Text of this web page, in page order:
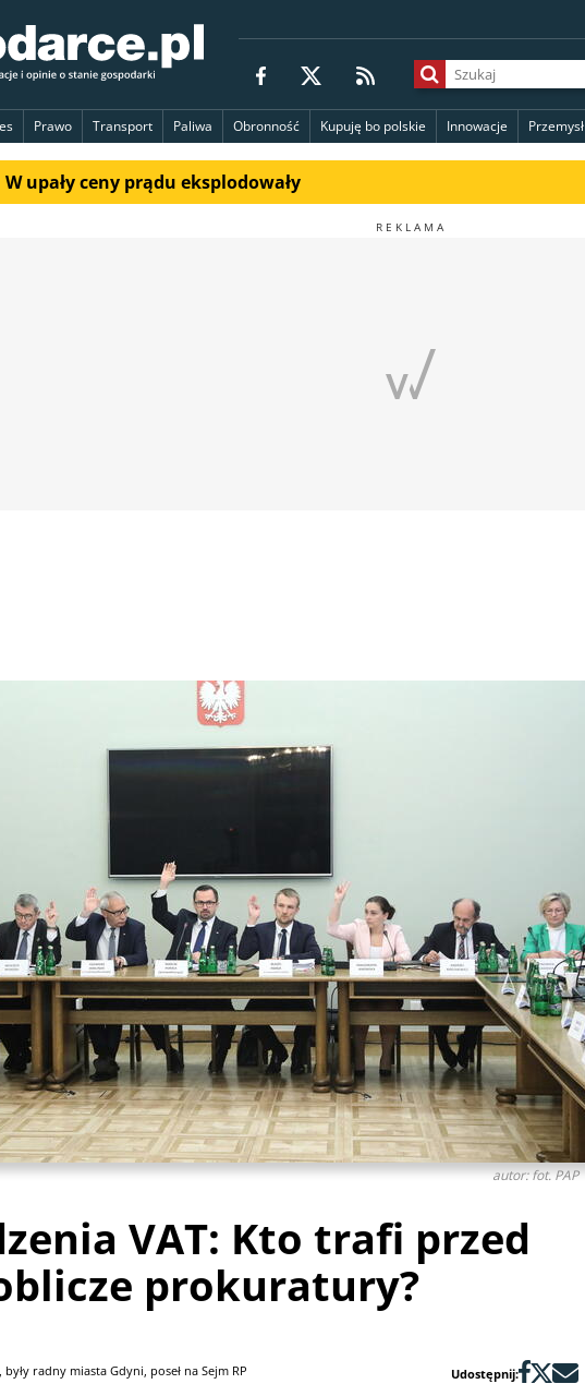
Prawo Transport Paliwa Obronność Kupuję bo polskie Innowacje Przemysł
W upały ceny prądu eksplodowały
autor: fot. PAP
VAT: Kto trafi przed
prokuratury?
radny miasta Gdyni, poseł na Sejm RP Udostępnij: